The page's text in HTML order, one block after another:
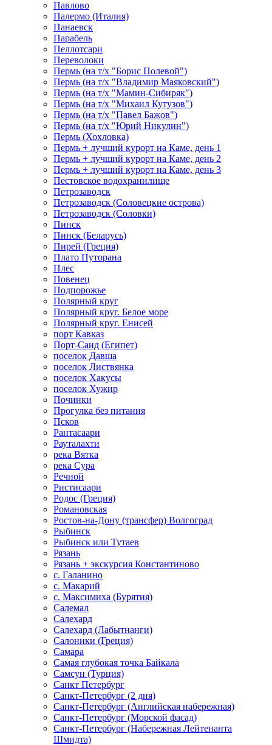
Павлово
Палермо (Италия)
Панаевск
Парабель
Пеллотсари
Переволоки
Пермь (на т/х "Борис Полевой")
Пермь (на т/х "Владимир Маяковский")
Пермь (на т/х "Мамин-Сибиряк")
Пермь (на т/х "Михаил Кутузов")
Пермь (на т/х "Павел Бажов")
Пермь (на т/х "Юрий Никулин")
Пермь (Хохловка)
Пермь + лучший курорт на Каме, день 1
Пермь + лучший курорт на Каме, день 2
Пермь + лучший курорт на Каме, день 3
Пестовское водохранилище
Петрозаводск
Петрозаводск (Соловецкие острова)
Петрозаводск (Соловки)
Пинск
Пинск (Беларусь)
Пирей (Греция)
Плато Путорана
Плес
Повенец
Подпорожье
Полярный круг
Полярный круг. Белое море
Полярный круг. Енисей
порт Кавказ
Порт-Саид (Египет)
поселок Давша
поселок Листвянка
поселок Хакусы
поселок Хужир
Починки
Прогулка без питания
Псков
Рантасаари
Рауталахти
река Вятка
река Сура
Речной
Ристисаари
Родос (Греция)
Романовская
Ростов-на-Дону (трансфер) Волгоград
Рыбинск
Рыбинск или Тутаев
Рязань
Рязань + экскурсия Константиново
с. Галанино
с. Макарий
с. Максимиха (Бурятия)
Салемал
Салехард
Салехард (Лабытнанги)
Салоники (Греция)
Самара
Самая глубокая точка Байкала
Самсун (Турция)
Санкт Петербург
Санкт-Петербург (2 дня)
Санкт-Петербург (Английская набережная)
Санкт-Петербург (Морской фасад)
Санкт-Петербург (Набережная Лейтенанта
Шмидта)